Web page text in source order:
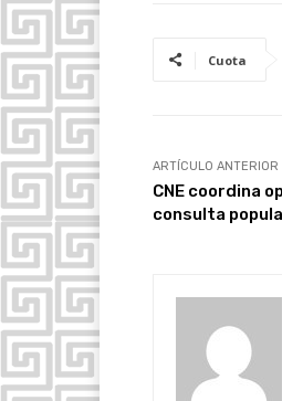
Cuota
ARTÍCULO ANTERIOR
CNE coordina
consulta